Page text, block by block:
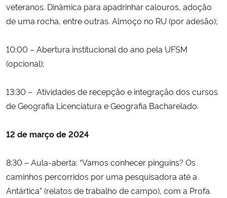
Ministério da Mulher, da Família e dos Direitos Humanos
Secretaria de Governo
Gabinete de Segurança Institucional
Banco Central do Brasil
veteranos. Dinâmica para apadrinhar calouros, adoção
de uma rocha, entre outras. Almoço no RU (por adesão);
10:00 – Abertura institucional do ano pela UFSM
(opcional);
13:30 – Atividades de recepção e integração dos cursos
de Geografia Licenciatura e Geografia Bacharelado.
12 de março de 2024
8:30 – Aula-aberta: “Vamos conhecer pinguins? Os
caminhos percorridos por uma pesquisadora até a
Antártica” (relatos de trabalho de campo), com a Profa.